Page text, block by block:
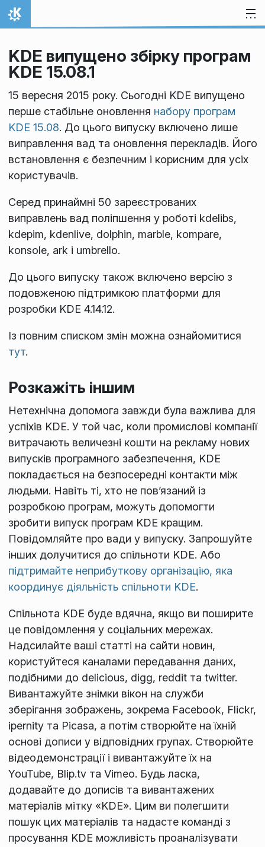
Перейти до вмісту
Домівка
KDE випущено збірку програм
KDE 15.08.1
15 вересня 2015 року. Сьогодні KDE випущено
перше стабільне оновлення набору програм
KDE 15.08. До цього випуску включено лише
виправлення вад та оновлення перекладів. Його
встановлення є безпечним і корисним для усіх
користувачів.
Серед принаймні 50 зареєстрованих
виправлень вад поліпшення у роботі kdelibs,
kdepim, kdenlive, dolphin, marble, kompare,
konsole, ark і umbrello.
До цього випуску також включено версію з
подовженою підтримкою платформи для
розробки KDE 4.14.12.
Із повним списком змін можна ознайомитися
тут.
Розкажіть іншим
Нетехнічна допомога завжди була важлива для
успіхів KDE. У той час, коли промислові компанії
витрачають величезні кошти на рекламу нових
випусків програмного забезпечення, KDE
покладається на безпосередні контакти між
людьми. Навіть ті, хто не пов’язаний із
розробкою програм, можуть допомогти
зробити випуск програм KDE кращим.
Повідомляйте про вади у випуску. Запрошуйте
інших долучитися до спільноти KDE. Або
підтримайте неприбуткову організацію, яка
координує діяльність спільноти KDE.
Спільнота KDE буде вдячна, якщо ви поширите
це повідомлення у соціальних мережах.
Надсилайте ваші статті на сайти новин,
користуйтеся каналами передавання даних,
подібними до delicious, digg, reddit та twitter.
Вивантажуйте знімки вікон на служби
зберігання зображень, зокрема Facebook, Flickr,
ipernity та Picasa, а потім створюйте на їхній
основі дописи у відповідних групах. Створюйте
відеодемонстрації і вивантажуйте їх на
YouTube, Blip.tv та Vimeo. Будь ласка,
додавайте до дописів та вивантажених
матеріалів мітку «KDE». Цим ви полегшити
пошук цих матеріалів та надасте команді з
просування KDE можливість проаналізувати